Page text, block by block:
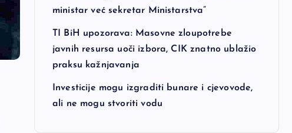
ministar već sekretar Ministarstva”
TI BiH upozorava: Masovne zloupotrebe
javnih resursa uoči izbora, CIK znatno ublažio
praksu kažnjavanja
Investicije mogu izgraditi bunare i cjevovode,
ali ne mogu stvoriti vodu